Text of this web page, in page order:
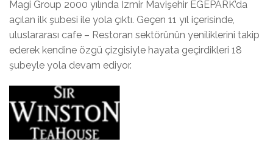
Magi Group 2000 yılında İzmir Mavişehir EGEPARK’da
açılan ilk şubesi ile yola çıktı. Geçen 11 yıl içerisinde,
uluslararası cafe – Restoran sektörünün yeniliklerini takip
ederek kendine özgü çizgisiyle hayata geçirdikleri 18
şubeyle yola devam ediyor.